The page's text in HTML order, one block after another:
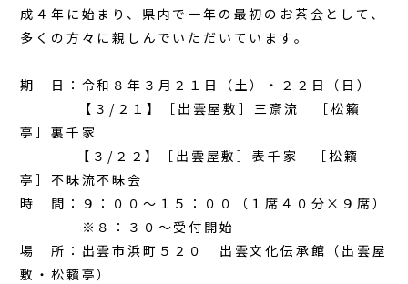
成４年に始まり、県内で一年の最初のお茶会として、
多くの方々に親しんでいただいています。
期 日：令和８年３月２１日（土）・２２日（日）
【３ /２１】［出雲屋敷］三斎流 ［松籟
亭］裏千家
【３ /２２】［出雲屋敷］表千家 ［松籟
亭］不昧流不昧会
時 間：９：００～１５：００（１席４０分×９席）
※８：３０～受付開始
場 所：出雲市浜町５２０ 出雲文化伝承館（出雲屋
敷・松籟亭）